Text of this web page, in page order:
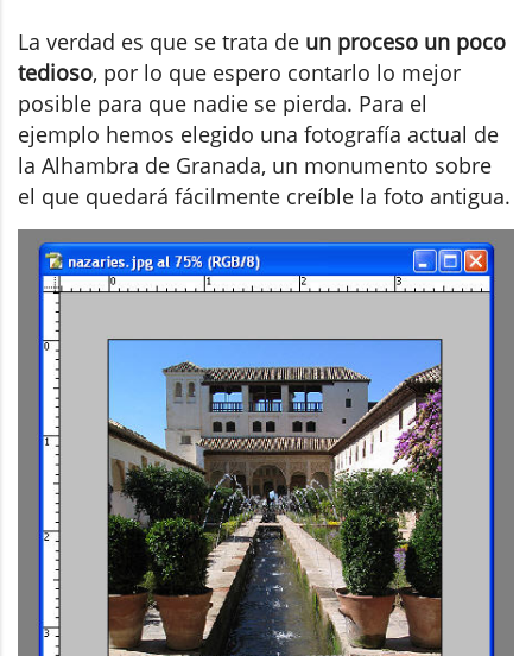
La verdad es que se trata de un proceso un poco
tedioso, por lo que espero contarlo lo mejor
posible para que nadie se pierda. Para el
ejemplo hemos elegido una fotografía actual de
la Alhambra de Granada, un monumento sobre
el que quedará fácilmente creíble la foto antigua.